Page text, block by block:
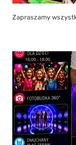
Zapraszamy